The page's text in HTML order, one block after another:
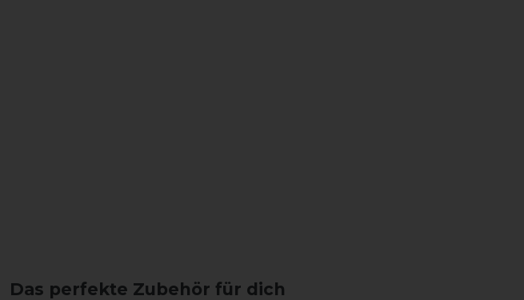
Das perfekte Zubehör für dich